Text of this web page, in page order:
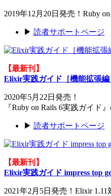
2019年12月20日発売！Ruby on
▶ 読者サポートページ
【最新刊】
Elixir実践ガイド［機能拡張編
2020年5月22日発売！
『Ruby on Rails 6実践ガイド
▶ 読者サポートページ
【最新刊】
Elixir実践ガイド impress top
2021年2月5日発売！Elixir 1.11